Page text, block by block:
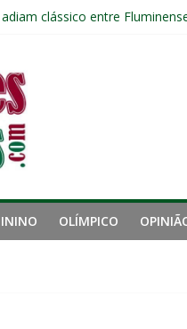
clássico entre
tem lesão no ligamento
ao prazo final da
OLÍMPICO